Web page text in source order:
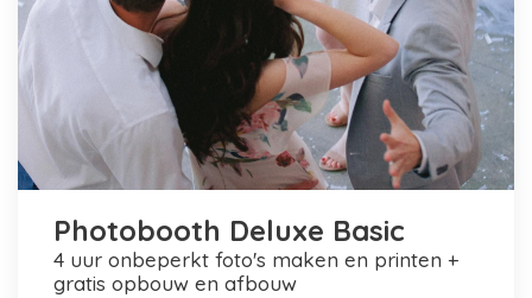
Photobooth Deluxe Basic
4 uur onbeperkt foto's maken en printen +
gratis opbouw en afbouw